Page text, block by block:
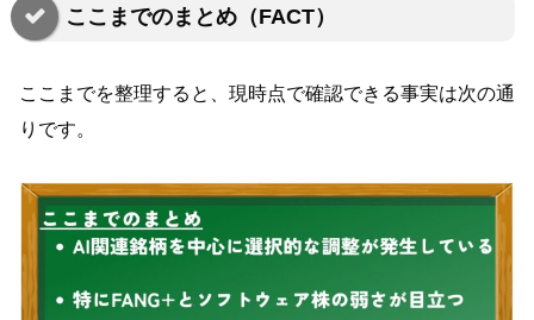
ここまでのまとめ（FACT）
ここまでを整理すると、現時点で確認できる事実は次の通
りです。